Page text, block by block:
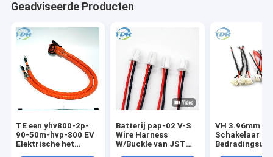
Geadviseerde Producten
TE een yhv800-2p-
90-50m-hvp-800 EV
Elektrische het
Batterij pap-02 V-S
Wire Harness
W/Buckle van JST
VH 3.96mm
Schakelaar